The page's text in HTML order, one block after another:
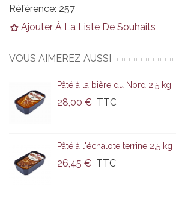
Référence: 257
Ajouter À La Liste De Souhaits
VOUS AIMEREZ AUSSI
Pâté à la bière du Nord 2,5 kg
28,00 € TTC
Pâté à l'échalote terrine 2,5 kg
26,45 € TTC